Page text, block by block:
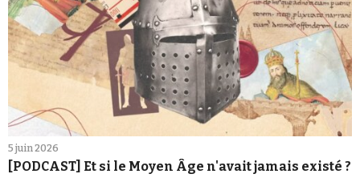
5 juin 2026
[PODCAST] Et si le Moyen Âge n'avait jamais existé ?